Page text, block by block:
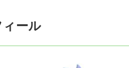
ール